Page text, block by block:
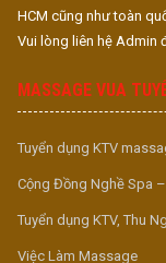
HCM cũng như toàn
Vui lòng liên hệ Admin
MASSAGE VUA
Tuyển dụng KTV
Cộng Đồng Nghề Spa
Tuyển dụng KTV, Thu
Việc Làm Massage